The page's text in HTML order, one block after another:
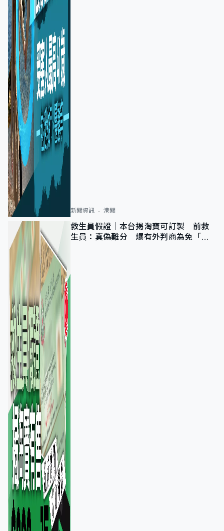
新聞資訊 港聞
救生員假證｜本台揭淘寶可訂製 前救
生員：真偽難分 爆有外判商為免「封